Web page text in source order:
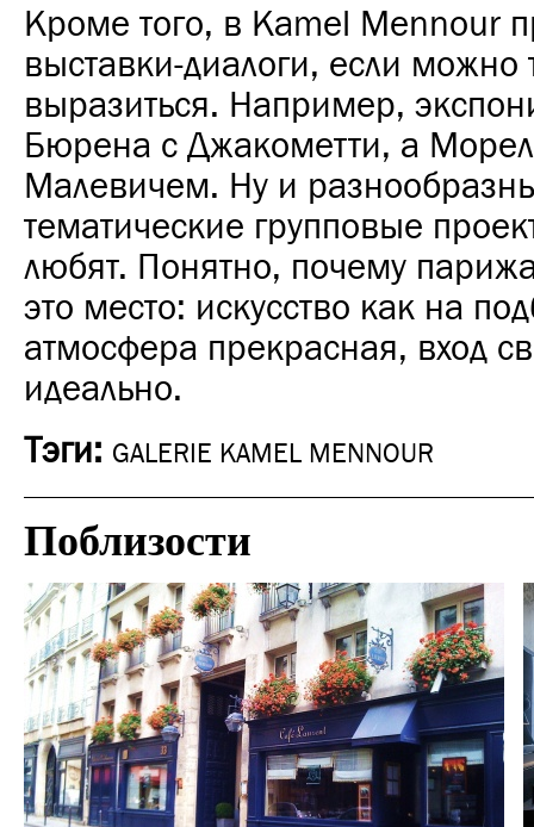
Кроме того, в Kamel Mennour
выставки-диалоги, если можно
выразиться. Например,
Бюрена с Джакометти, а
Малевичем. Ну и
тематические групповые
любят. Понятно, почему
это место: искусство как на
атмосфера прекрасная, вход
идеально.
Тэги: GALERIE KAMEL MENNOUR
Поблизости